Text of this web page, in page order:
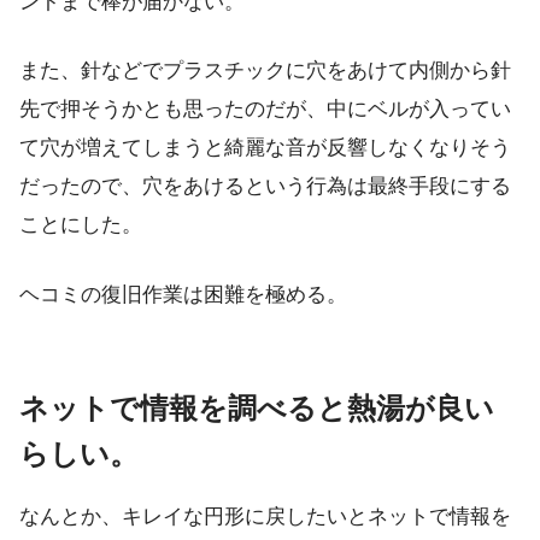
また、針などでプラスチックに穴をあけて内側から針
先で押そうかとも思ったのだが、中にベルが入ってい
て穴が増えてしまうと綺麗な音が反響しなくなりそう
だったので、穴をあけるという行為は最終手段にする
ことにした。
ヘコミの復旧作業は困難を極める。
ネットで情報を調べると熱湯が良い
らしい。
なんとか、キレイな円形に戻したいとネットで情報を